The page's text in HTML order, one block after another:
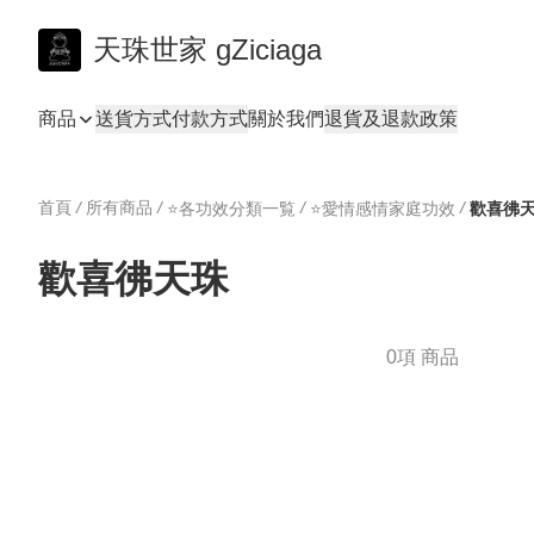
天珠世家 gZiciaga
商品 送貨方式付款方式關於我們退貨及退款政策
首頁 / 所有商品 / ⭐️各功效分類一覧 / ⭐️愛情感情家庭功效 / 歡喜彿
歡喜彿天珠
0項 商品